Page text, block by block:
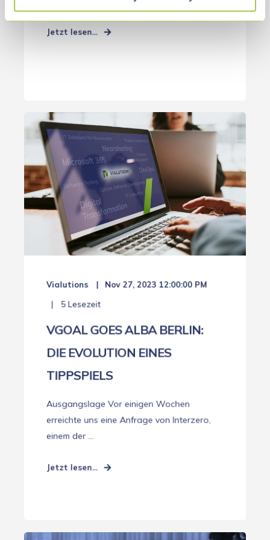
Jetzt lesen...
Vialutions Nov 27, 2023 12:00:00 PM
5 Lesezeit
VGOAL GOES ALBA BERLIN:
DIE EVOLUTION EINES
TIPPSPIELS
Ausgangslage Vor einigen Wochen
erreichte uns eine Anfrage von Interzero,
einem der ...
Jetzt lesen...